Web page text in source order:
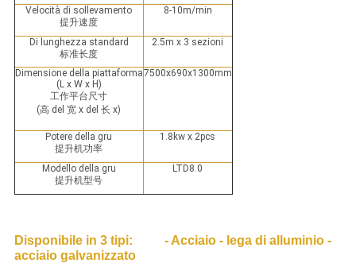
Velocità di sollevamento
提升速度
8-10m/min
Di lunghezza standard
标准长度
2.5m x 3 sezioni
Dimensione della piattaforma
(L x W x H)
工作平台尺寸
(高 del 宽 x del 长 x)
7500x690x1300mm
Potere della gru
提升机功率
1.8kw x 2pcs
Modello della gru
提升机型号
LTD8.0
Disponibile in 3 tipi: - Acciaio - lega di alluminio -
acciaio galvanizzato